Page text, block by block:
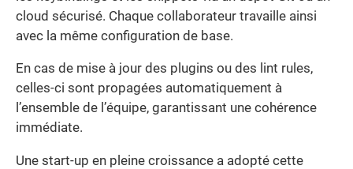
cloud sécurisé. Chaque collaborateur travaille ainsi
avec la même configuration de base.
En cas de mise à jour des plugins ou des lint rules,
celles-ci sont propagées automatiquement à
l’ensemble de l’équipe, garantissant une cohérence
immédiate.
Une start-up en pleine croissance a adopté cette